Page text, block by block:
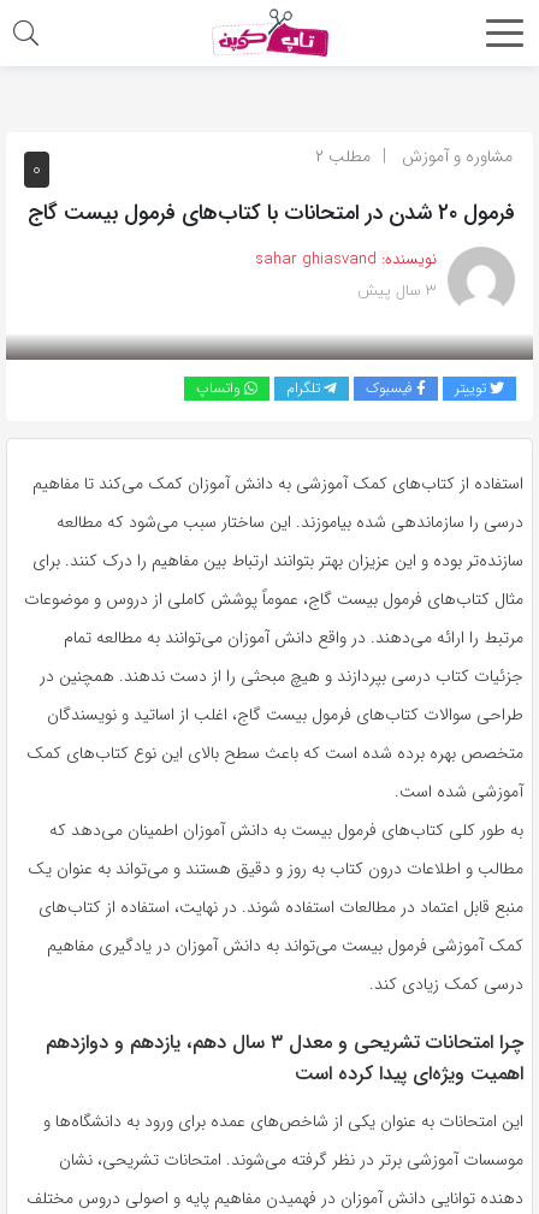
اشتراک
از
روش‌های
زیر
می‌توانید
این
صفحه
با
دوستان
بگذارید.
لینک
۰ مشاوره و آموزش مطلب ۲
فرمول ۲۰ شدن در امتحانات با کتاب‌های فرمول بیست گاج
نویسنده: sahar ghiasvand
۳ سال پیش
توییتر فیسبوک تلگرام واتساپ
استفاده از کتاب‌های کمک آموزشی به دانش آموزان کمک می‌کند تا مفاهیم
درسی را سازماندهی شده بیاموزند. این ساختار سبب می‌شود که مطالعه
سازنده‌تر بوده و این عزیزان بهتر بتوانند ارتباط بین مفاهیم را درک کنند. برای
مثال کتاب‌های فرمول بیست گاج، عموماً پوشش کاملی از دروس و موضوعات
مرتبط را ارائه می‌دهند. در واقع دانش آموزان می‌توانند به مطالعه تمام
جزئیات کتاب درسی بپردازند و هیچ مبحثی را از دست ندهند. همچنین در
طراحی سوالات کتاب‌های فرمول بیست گاج، اغلب از اساتید و نویسندگان
متخصص بهره برده شده است که باعث سطح بالای این نوع کتاب‌های کمک
آموزشی شده است.
به طور کلی کتا‌ب‌های فرمول بیست به دانش آموزان اطمینان می‌دهد که
مطالب و اطلاعات درون کتاب به روز و دقیق هستند و می‌تواند به عنوان یک
منبع قابل اعتماد در مطالعات استفاده شوند. در نهایت، استفاده از کتاب‌های
کمک آموزشی فرمول بیست می‌تواند به دانش آموزان در یادگیری مفاهیم
درسی کمک زیادی کند.
چرا امتحانات تشریحی و معدل ۳ سال دهم، یازدهم و دوازدهم
اهمیت ویژه‌ای پیدا کرده است
این امتحانات به عنوان یکی از شاخص‌های عمده برای ورود به دانشگاه‌ها و
موسسات آموزشی برتر در نظر گرفته می‌شوند. امتحانات تشریحی، نشان
دهنده توانایی دانش آموزان در فهمیدن مفاهیم پایه و اصولی دروس مختلف